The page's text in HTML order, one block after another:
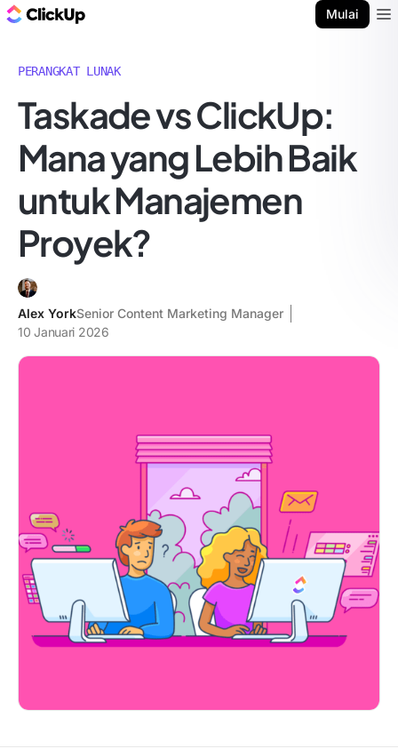
Mulai
PERANGKAT LUNAK
Taskade vs ClickUp:
Mana yang Lebih Baik
untuk Manajemen
Proyek?
Alex YorkSenior Content Marketing Manager
10 Januari 2026